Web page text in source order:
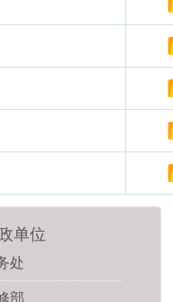
单位
处
部